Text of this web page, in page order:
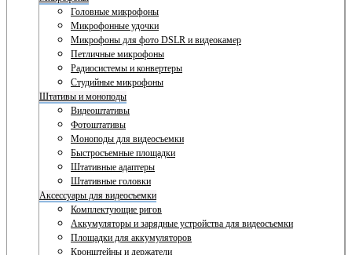
Головные микрофоны
Микрофонные удочки
Микрофоны для фото DSLR и видеокамер
Петличные микрофоны
Радиосистемы и конвертеры
Студийные микрофоны
Штативы и моноподы
Видеоштативы
Фотоштативы
Моноподы для видеосъемки
Быстросъемные площадки
Штативные адаптеры
Штативные головки
Аксессуары для видеосъемки
Комплектующие ригов
Аккумуляторы и зарядные устройства для видеосъемки
Площадки для аккумуляторов
Кронштейны и держатели